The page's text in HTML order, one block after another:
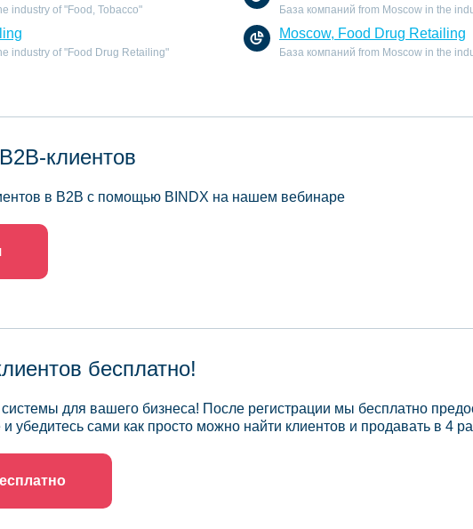
industry of "Food, Tobacco" База компаний from Moscow in the
industry of "Food Drug Retailing"
Moscow, Food Drug Retailing
База компаний from Moscow in the
клиентов
в B2B с помощью BINDX на нашем вебинаре
бесплатно!
для вашего бизнеса! После регистрации мы бесплатно
убедитесь сами как просто можно найти клиентов и продавать в 4